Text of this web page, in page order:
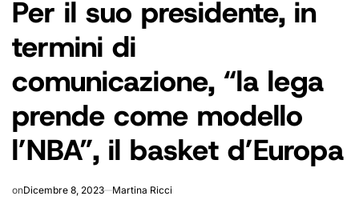
Per il suo presidente, in
termini di
comunicazione, “la lega
prende come modello
l’NBA”, il basket d’Europa
onDicembre 8, 2023 Martina Ricci